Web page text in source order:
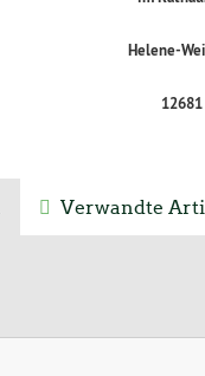
Helene-
Verwandte